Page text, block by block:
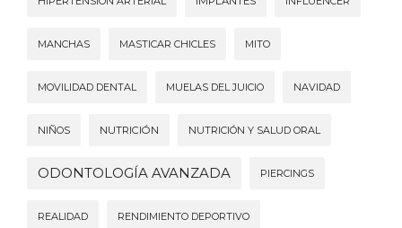
MANCHAS MASTICAR CHICLES MITO
MOVILIDAD DENTAL MUELAS DEL JUICIO NAVIDAD
NIÑOS NUTRICIÓN NUTRICIÓN Y SALUD ORAL
ODONTOLOGÍA AVANZADA PIERCINGS
REALIDAD RENDIMIENTO DEPORTIVO